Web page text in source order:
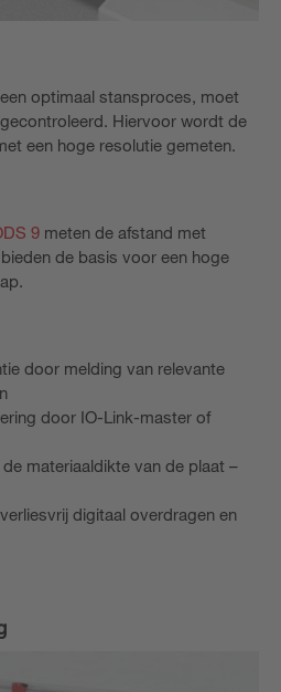
optimaal stansproces, moet
Hiervoor wordt de
een hoge resolutie gemeten.
9 meten de afstand met
de basis voor een hoge
door melding van relevante
door IO-Link-master of
materiaaldikte van de plaat –
digitaal overdragen en